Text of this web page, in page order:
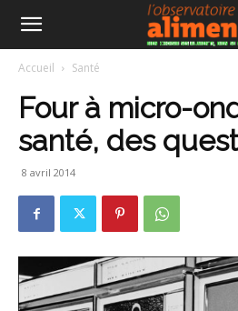
Accueil Santé
Four à micro-
santé, des
8 avril 2014